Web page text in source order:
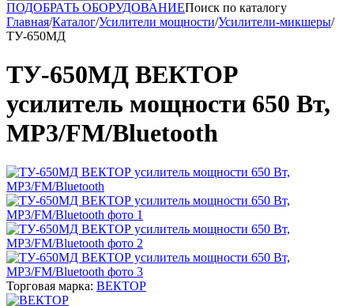
ПОДОБРАТЬ ОБОРУДОВАНИЕПоиск по каталогу
Главная/Каталог/Усилители мощности/Усилители-микшеры/
ТУ-650МД
ТУ-650МД ВЕКТОР
усилитель мощности 650 Вт,
MP3/FM/Bluetooth
Торговая марка: ВЕКТОР